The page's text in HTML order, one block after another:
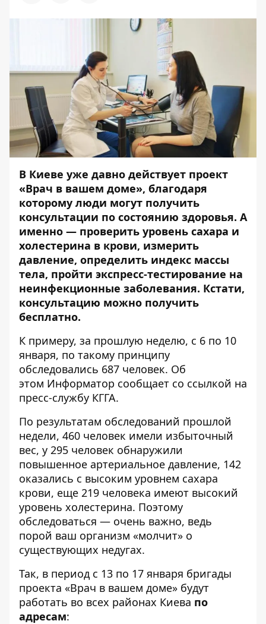
В Киеве уже давно действует проект
«Врач в вашем доме», благодаря
которому люди могут получить
консультации по состоянию здоровья. А
именно — проверить уровень сахара и
холестерина в крови, измерить
давление, определить индекс массы
тела, пройти экспресс-тестирование на
неинфекционные заболевания. Кстати,
консультацию можно получить
бесплатно.
К примеру, за прошлую неделю, с 6 по 10
января, по такому принципу
обследовались 687 человек. Об
этом Информатор сообщает со ссылкой на
пресс-службу КГГА.
По результатам обследований прошлой
недели, 460 человек имели избыточный
вес, у 295 человек обнаружили
повышенное артериальное давление, 142
оказались с высоким уровнем сахара
крови, еще 219 человека имеют высокий
уровень холестерина. Поэтому
обследоваться — очень важно, ведь
порой ваш организм «молчит» о
существующих недугах.
Так, в период с 13 по 17 января бригады
проекта «Врач в вашем доме» будут
работать во всех районах Киева по
адресам: